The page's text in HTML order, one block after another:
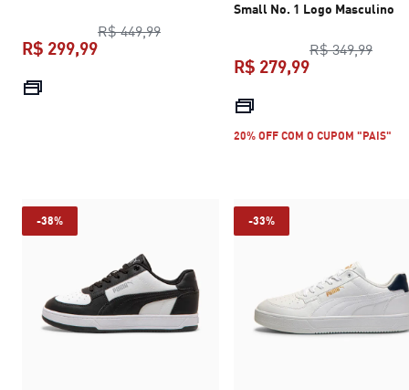
R$ 449,99preço original R$ 449,99
R$ 299,99
Small No. 1 Logo Masculino
R$ 349,99
R$ 279,99
20% OFF COM O CUPOM "PAIS"
-38% -33%